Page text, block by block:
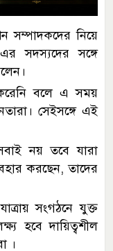
সম্পাদকদের নিয়ে
সদস্যদের সঙ্গে
করেনি বলে এ সময়
সেইসঙ্গে এই
নয় তবে যারা
করছেন, তাদের
সংগঠনে যুক্ত
হবে দায়িত্বশীল
।